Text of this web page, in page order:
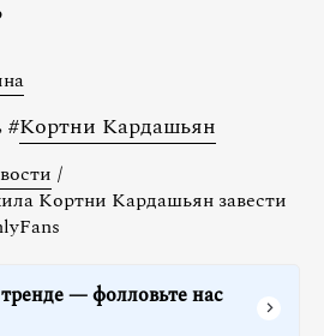
, #Кортни Кардашьян
/
Кортни Кардашьян завести
— фолловьте нас